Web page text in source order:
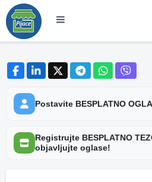
Postavite BESPLATNO
Registrujte BESPLATNO
objavljujte oglase!